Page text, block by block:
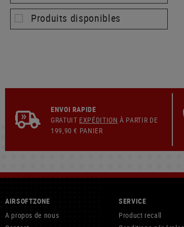
Produits disponibles
ENVOI RAPIDE
GRATUIT EXPÉDITION À PARTIR DE
199,90 € PANIER
AIRSOFTZONE
A propos de nous
SERVICE
Product recall